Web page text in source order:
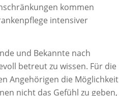
kommen
intensiver
und Bekannte nach
betreut zu wissen. Für die
Angehörigen die Möglichkeit
nicht das Gefühl zu geben,